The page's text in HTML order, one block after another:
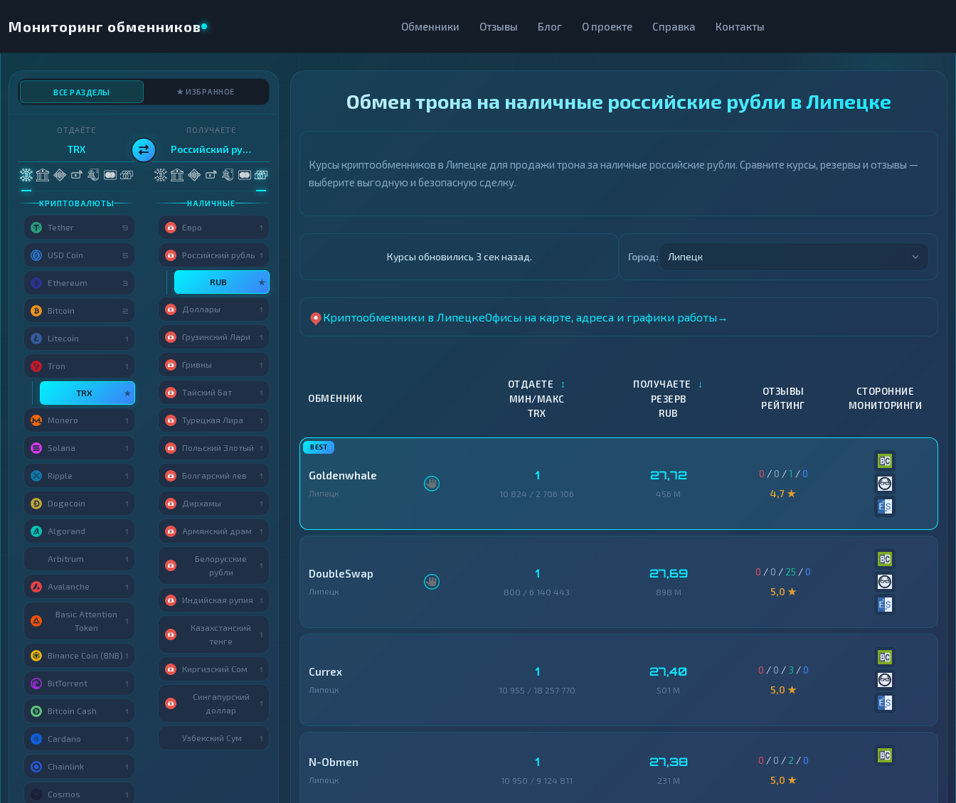
Мониторинг обменников Обменники Отзывы Блог О проекте Справка Контакты
Обмен трона на наличные российские рубли в Липецке
Курсы криптообменников в Липецке для продажи трона за наличные российские рубли. Сравните курсы, резервы и отзывы —
выберите выгодную и безопасную сделку.
Курсы обновились 4 сек назад. Город: Липецк
Криптообменники в ЛипецкеОфисы на карте, адреса и графики работы →
ОБМЕННИК
ОТДАЕТЕ ↕
МИН/МАКС
TRX
ПОЛУЧАЕТЕ ↓
РЕЗЕРВ
RUB
ОТЗЫВЫ
РЕЙТИНГ
СТОРОННИЕ
МОНИТОРИНГИ
Goldenwhale
Липецк
1
10 824 / 2 706 106
27,72
456 M
0 / 0 /1 /0
4,7 ★
DoubleSwap
Липецк
1
800 / 6 140 443
27,69
898 M
0 / 0 / 25 /0
5,0 ★
Currex
Липецк
1
10 955 / 18 257 770
27,40
501 M
0 / 0 / 3 /0
5,0 ★
N-Obmen
Липецк
1
10 950 / 9 124 811
27,38
231 M
0 / 0 / 2 /0
5,0 ★
ВСЕ РАЗДЕЛЫ ★ ИЗБРАННОЕ
ОТДАЁТЕ
TRX
КРИПТОВАЛЮТЫ
Tether 9
USD Coin 5
Ethereum 3
Bitcoin 2
Litecoin 1
Tron 1
TRX ★
Monero 1
Solana 1
Ripple 1
Dogecoin 1
Algorand 1
Arbitrum 1
Avalanche 1
Basic Attention
Token
1
Binance Coin (BNB) 1
BitTorrent 1
Bitcoin Cash 1
Cardano 1
Chainlink 1
Cosmos 1
ПОЛУЧАЕТЕ
Российский рубль
НАЛИЧНЫЕ
Евро 1
Российский рубль 1
RUB ★
Доллары 1
Грузинский Лари 1
Гривны 1
Тайский Бат 1
Турецкая Лира 1
Польский Злотый 1
Болгарский лев 1
Дирхамы 1
Армянский драм 1
Белорусские
рубли
1
Индийская рупия 1
Казахстанский
тенге
1
Киргизский Сом 1
Сингапурский
доллар
1
Узбекский Сум 1